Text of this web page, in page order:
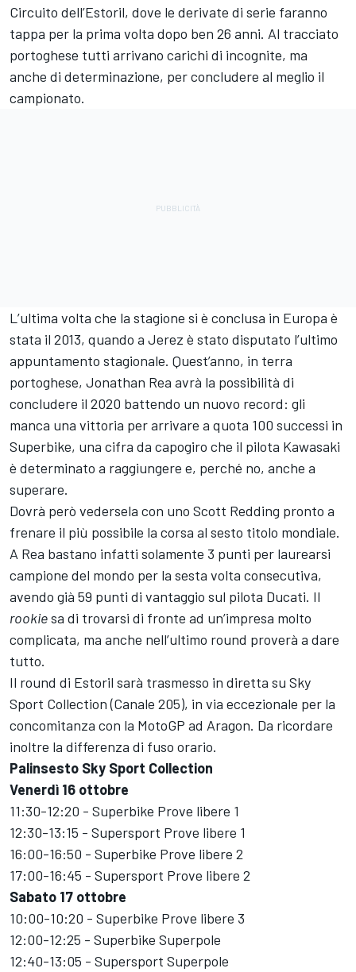
Circuito dell’Estoril, dove le derivate di serie faranno
tappa per la prima volta dopo ben 26 anni. Al tracciato
portoghese tutti arrivano carichi di incognite, ma
anche di determinazione, per concludere al meglio il
campionato.
L’ultima volta che la stagione si è conclusa in Europa è
stata il 2013, quando a Jerez è stato disputato l’ultimo
appuntamento stagionale. Quest’anno, in terra
portoghese, Jonathan Rea avrà la possibilità di
concludere il 2020 battendo un nuovo record: gli
manca una vittoria per arrivare a quota 100 successi in
Superbike, una cifra da capogiro che il pilota Kawasaki
è determinato a raggiungere e, perché no, anche a
superare.
Dovrà però vedersela con uno Scott Redding pronto a
frenare il più possibile la corsa al sesto titolo mondiale.
A Rea bastano infatti solamente 3 punti per laurearsi
campione del mondo per la sesta volta consecutiva,
avendo già 59 punti di vantaggio sul pilota Ducati. Il
rookiesa di trovarsi di fronte ad un’impresa molto
complicata, ma anche nell’ultimo round proverà a dare
tutto.
Il round di Estoril sarà trasmesso in diretta su Sky
Sport Collection (Canale 205), in via eccezionale per la
concomitanza con la MotoGP ad Aragon. Da ricordare
inoltre la differenza di fuso orario.
Palinsesto Sky Sport Collection
Venerdì 16 ottobre
11:30-12:20 - Superbike Prove libere 1
12:30-13:15 - Supersport Prove libere 1
16:00-16:50 - Superbike Prove libere 2
17:00-16:45 - Supersport Prove libere 2
Sabato 17 ottobre
10:00-10:20 - Superbike Prove libere 3
12:00-12:25 - Superbike Superpole
12:40-13:05 - Supersport Superpole